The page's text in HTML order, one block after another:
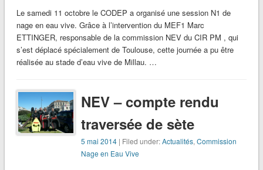
Le samedi 11 octobre le CODEP a organisé une session N1 de
nage en eau vive. Grâce à l’intervention du MEF1 Marc
ETTINGER, responsable de la commission NEV du CIR PM , qui
s’est déplacé spécialement de Toulouse, cette journée a pu être
réalisée au stade d’eau vive de Millau. …
NEV – compte rendu
traversée de sète
5 mai 2014 | Filed under:Actualités,Commission
Nage en Eau Vive